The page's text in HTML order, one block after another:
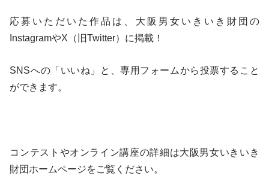
応募いただいた作品は、大阪男女いきいき財団の
InstagramやX（旧Twitter）に掲載！
SNSへの「いいね」と、専用フォームから投票すること
ができます。
コンテストやオンライン講座の詳細は大阪男女いきいき
財団ホームページをご覧ください。